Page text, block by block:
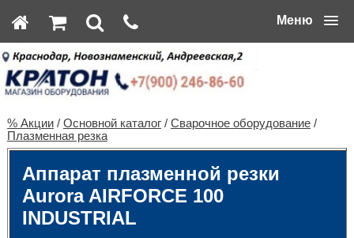
Меню
% Акции/ Основной каталог/ Сварочное оборудование/
Плазменная резка
Аппарат плазменной резки
Aurora AIRFORCE 100
INDUSTRIAL